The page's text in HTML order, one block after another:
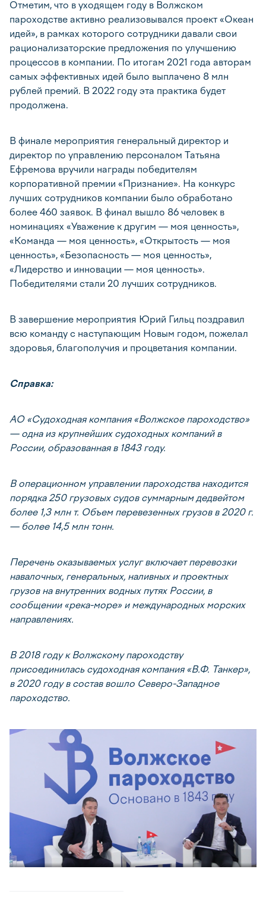
Отметим, что в уходящем году в Волжском
пароходстве активно реализовывался проект «Океан
идей», в рамках которого сотрудники давали свои
рационализаторские предложения по улучшению
процессов в компании. По итогам 2021 года авторам
самых эффективных идей было выплачено 8 млн
рублей премий. В 2022 году эта практика будет
продолжена.
В финале мероприятия генеральный директор и
директор по управлению персоналом Татьяна
Ефремова вручили награды победителям
корпоративной премии «Признание». На конкурс
лучших сотрудников компании было обработано
более 460 заявок. В финал вышло 86 человек в
номинациях «Уважение к другим — моя ценность»,
«Команда — моя ценность», «Открытость — моя
ценность», «Безопасность — моя ценность»,
«Лидерство и инновации — моя ценность».
Победителями стали 20 лучших сотрудников.
В завершение мероприятия Юрий Гильц поздравил
всю команду с наступающим Новым годом, пожелал
здоровья, благополучия и процветания компании.
Справка:
АО «Судоходная компания «Волжское пароходство»
— одна из крупнейших судоходных компаний в
России, образованная в 1843 году.
В операционном управлении пароходства находится
порядка 250 грузовых судов суммарным дедвейтом
более 1,3 млн т. Объем перевезенных грузов в 2020 г.
— более 14,5 млн тонн.
Перечень оказываемых услуг включает перевозки
навалочных, генеральных, наливных и проектных
грузов на внутренних водных путях России, в
сообщении «река-море» и международных морских
направлениях.
В 2018 году к Волжскому пароходству
присоединилась судоходная компания «В.Ф. Танкер»,
в 2020 году в состав вошло Северо-Западное
пароходство.